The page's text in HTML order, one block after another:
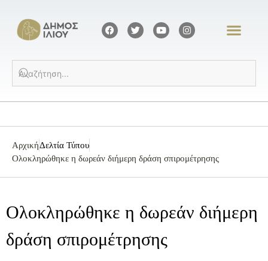
ΑρχικήΔελτία Τύπου
Ολοκληρώθηκε η δωρεάν διήμερη δράση σπιρομέτρησης
Ολοκληρώθηκε η δωρεάν διήμερη
δράση σπιρομέτρησης